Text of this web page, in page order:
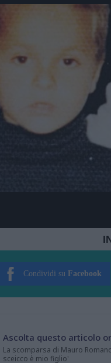
Condividi su Facebook
Ascolta questo articolo
La scomparsa di Mauro
sceicco è mio figlio'